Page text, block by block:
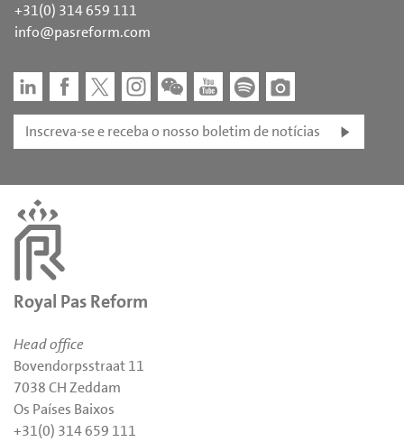
+31(0) 314 659 111
info@pasreform.com
Inscreva-se e receba o nosso boletim de notícias
Royal Pas Reform
Head office
Bovendorpsstraat 11
7038 CH Zeddam
Os Países Baixos
+31(0) 314 659 111